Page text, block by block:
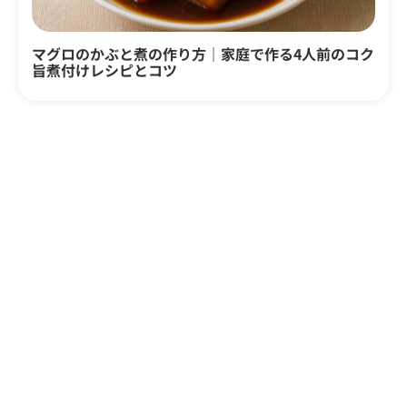
マグロのかぶと煮の作り方｜家庭で作る4人前のコク
旨煮付けレシピとコツ